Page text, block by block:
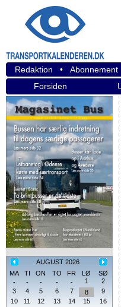
Redaktion • Abonnement
Forsiden
AUGUST 2026
MA
TI ON TO FR LØ
SØ
-
- - - - 1
2
3
4 5 6 7 8
9
10
11 12 13 14 15
16